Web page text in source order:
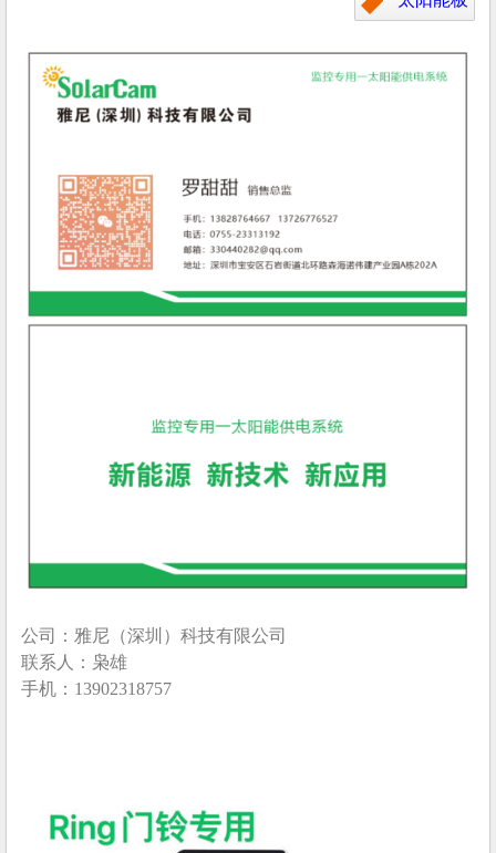
公司：雅尼（深圳）科技有限公司
联系人：枭雄
手机：13902318757